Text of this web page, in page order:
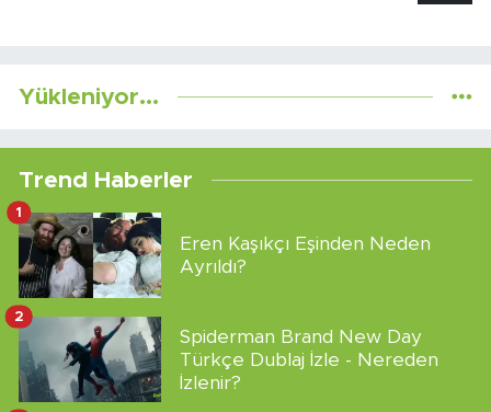
Yükleniyor...
Trend Haberler
Eren Kaşıkçı Eşinden Neden
Ayrıldı?
1
Spiderman Brand New Day
Türkçe Dublaj İzle - Nereden
İzlenir?
2